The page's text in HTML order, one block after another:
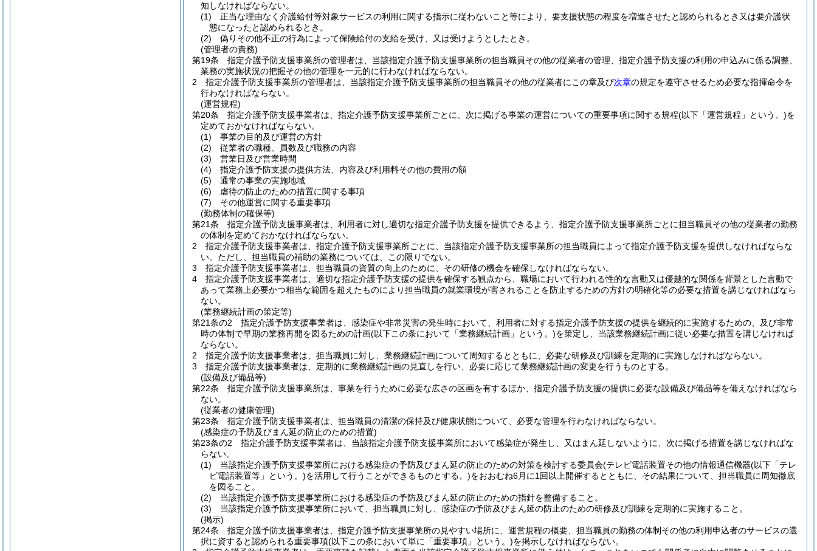
知しなければならない。
(1)
正当な理由なく介護給付等対象サービスの利用に関する指示に従わないこと等により、要支援状態の程度を増進させたと認められるとき又は要介護状
態になったと認められるとき。
(2)
偽りその他不正の行為によって保険給付の支給を受け、又は受けようとしたとき。
(管理者の責務)
第19条
指定介護予防支援事業所の管理者は、当該指定介護予防支援事業所の担当職員その他の従業者の管理、指定介護予防支援の利用の申込みに係る調整、
業務の実施状況の把握その他の管理を一元的に行わなければならない。
2
指定介護予防支援事業所の管理者は、当該指定介護予防支援事業所の担当職員その他の従業者にこの章及び次章の規定を遵守させるため必要な指揮命令を
行わなければならない。
(運営規程)
第20条
指定介護予防支援事業者は、指定介護予防支援事業所ごとに、次に掲げる事業の運営についての重要事項に関する規程(以下「運営規程」という。)を
定めておかなければならない。
(1)
事業の目的及び運営の方針
(2)
従業者の職種、員数及び職務の内容
(3)
営業日及び営業時間
(4)
指定介護予防支援の提供方法、内容及び利用料その他の費用の額
(5)
通常の事業の実施地域
(6)
虐待の防止のための措置に関する事項
(7)
その他運営に関する重要事項
(勤務体制の確保等)
第21条
指定介護予防支援事業者は、利用者に対し適切な指定介護予防支援を提供できるよう、指定介護予防支援事業所ごとに担当職員その他の従業者の勤務
の体制を定めておかなければならない。
2
指定介護予防支援事業者は、指定介護予防支援事業所ごとに、当該指定介護予防支援事業所の担当職員によって指定介護予防支援を提供しなければならな
い。 ただし、担当職員の補助の業務については、この限りでない。
3
指定介護予防支援事業者は、担当職員の資質の向上のために、その研修の機会を確保しなければならない。
4
指定介護予防支援事業者は、適切な指定介護予防支援の提供を確保する観点から、職場において行われる性的な言動又は優越的な関係を背景とした言動で
あって業務上必要かつ相当な範囲を超えたものにより担当職員の就業環境が害されることを防止するための方針の明確化等の必要な措置を講じなければなら
ない。
(業務継続計画の策定等)
第21条の2
指定介護予防支援事業者は、感染症や非常災害の発生時において、利用者に対する指定介護予防支援の提供を継続的に実施するための、及び非常
時の体制で早期の業務再開を図るための計画(以下この条において「業務継続計画」という。)を策定し、当該業務継続計画に従い必要な措置を講じなければ
ならない。
2
指定介護予防支援事業者は、担当職員に対し、業務継続計画について周知するとともに、必要な研修及び訓練を定期的に実施しなければならない。
3
指定介護予防支援事業者は、定期的に業務継続計画の見直しを行い、必要に応じて業務継続計画の変更を行うものとする。
(設備及び備品等)
第22条
指定介護予防支援事業所は、事業を行うために必要な広さの区画を有するほか、指定介護予防支援の提供に必要な設備及び備品等を備えなければなら
ない。
(従業者の健康管理)
第23条
指定介護予防支援事業者は、担当職員の清潔の保持及び健康状態について、必要な管理を行わなければならない。
(感染症の予防及びまん延の防止のための措置)
第23条の2
指定介護予防支援事業者は、当該指定介護予防支援事業所において感染症が発生し、又はまん延しないように、次に掲げる措置を講じなければな
らない。
(1)
当該指定介護予防支援事業所における感染症の予防及びまん延の防止のための対策を検討する委員会(テレビ電話装置その他の情報通信機器(以下「テレ
ビ電話装置等」という。)を活用して行うことができるものとする。)をおおむね6月に1回以上開催するとともに、その結果について、担当職員に周知徹底
を図ること。
(2)
当該指定介護予防支援事業所における感染症の予防及びまん延の防止のための指針を整備すること。
(3)
当該指定介護予防支援事業所において、担当職員に対し、感染症の予防及びまん延の防止のための研修及び訓練を定期的に実施すること。
(掲示)
第24条
指定介護予防支援事業者は、指定介護予防支援事業所の見やすい場所に、運営規程の概要、担当職員の勤務の体制その他の利用申込者のサービスの選
択に資すると認められる重要事項(以下この条において単に「重要事項」という。)を掲示しなければならない。